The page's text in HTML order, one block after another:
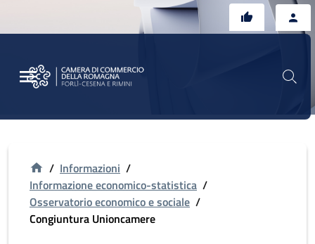
/ Informazioni /
Informazione economico-statistica /
Osservatorio economico e sociale /
Congiuntura Unioncamere